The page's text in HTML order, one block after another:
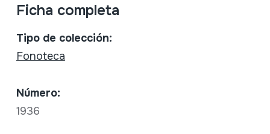
Ficha completa
Tipo de colección:
Fonoteca
Número:
1936